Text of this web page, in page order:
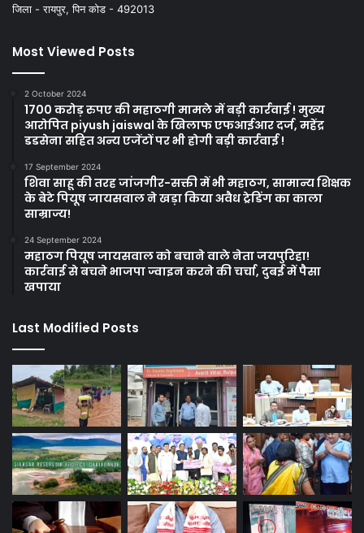
जिला - रायपुर, पिन कोड - 492013
Most Viewed Posts
2 October 2024
1700 करोड़ रुपए की महाठगी मामले में बड़ी कार्रवाई ! मुख्य
आरोपित piyush jaiswal के खिलाफ एफआईआर दर्ज, महेंद्र
डडसेना सहित अन्य एजेंटों पर भी होगी बड़ी कार्रवाई !
17 September 2024
शिवा साहू की तरह जांजगीर-सक्ती में भी महाठग, सामान्य शिक्षक
के बेटे पियूष जायसवाल ने खड़ा किया अवैध ट्रेडिंग का काला
साम्राज्य!
24 September 2024
महाठग पियूष जायसवाल को बचाने वाले नेता जयपुरिहा!
कार्रवाई से बचने भाजपा ज्वाइन करने की चर्चा, दुबई में पैसा
खपाया
Last Modified Posts